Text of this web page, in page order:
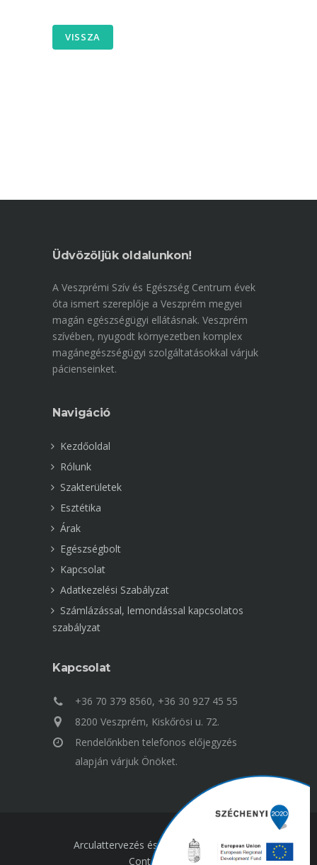
VISSZA
Üdvözöljük oldalunkon!
A Veszprémi Szív és Egészség Centrum évek
óta ismert szereplője a Veszprém megyei
magán egészségügyi ellátásnak. Veszprém
szívében, nyugodt környezetben komplex
magánegészségügyi szolgáltatásokkal várjuk
pácienseinket.
Navigáció
Kezdőoldal
Rólunk
Szakterületek
Esztétika
Árak
Egészségbolt
Kapcsolat
Adatkezelési Szabályzat
Számlázással, lemondással kapcsolatos
szabályzat
Kapcsolat
+36 70 379 8560, +36 30 927 45 55
8200 Veszprém, Kiskőrösi u. 72.
Rendelőnkben telefonos előjegyzés
alapján várjuk Önöket.
Arculattervezés és weboldal készítés:
Contentshop